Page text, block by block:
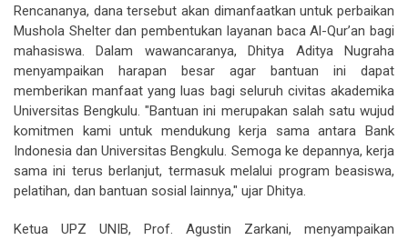
Rencananya, dana tersebut akan dimanfaatkan untuk perbaikan
Mushola Shelter dan pembentukan layanan baca Al-Qur’an bagi
mahasiswa. Dalam wawancaranya, Dhitya Aditya Nugraha
menyampaikan harapan besar agar bantuan ini dapat
memberikan manfaat yang luas bagi seluruh civitas akademika
Universitas Bengkulu. "Bantuan ini merupakan salah satu wujud
komitmen kami untuk mendukung kerja sama antara Bank
Indonesia dan Universitas Bengkulu. Semoga ke depannya, kerja
sama ini terus berlanjut, termasuk melalui program beasiswa,
pelatihan, dan bantuan sosial lainnya," ujar Dhitya.
Ketua UPZ UNIB, Prof. Agustin Zarkani, menyampaikan